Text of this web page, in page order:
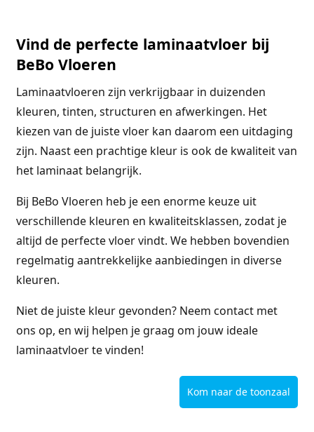
Vind de perfecte laminaatvloer bij
BeBo Vloeren
Laminaatvloeren zijn verkrijgbaar in duizenden
kleuren, tinten, structuren en afwerkingen. Het
kiezen van de juiste vloer kan daarom een uitdaging
zijn. Naast een prachtige kleur is ook de kwaliteit van
het laminaat belangrijk.
Bij BeBo Vloeren heb je een enorme keuze uit
verschillende kleuren en kwaliteitsklassen, zodat je
altijd de perfecte vloer vindt. We hebben bovendien
regelmatig aantrekkelijke aanbiedingen in diverse
kleuren.
Niet de juiste kleur gevonden? Neem contact met
ons op, en wij helpen je graag om jouw ideale
laminaatvloer te vinden!
Kom naar de toonzaal